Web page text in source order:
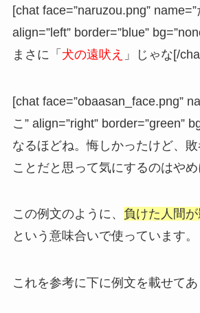
[chat face=”naruzou.png”
align=”left” border=”blue”
まさに「 犬の遠吠え 」じゃな[/
[chat face=”obaasan_face.png”
こ” align=”right” border=”green”
なるほどね。悔しかったけど、
ことだと思って気にするのはや
この例文のように、 負けた人間
という意味合いで使っています。
これを参考に下に例文を載せてあ